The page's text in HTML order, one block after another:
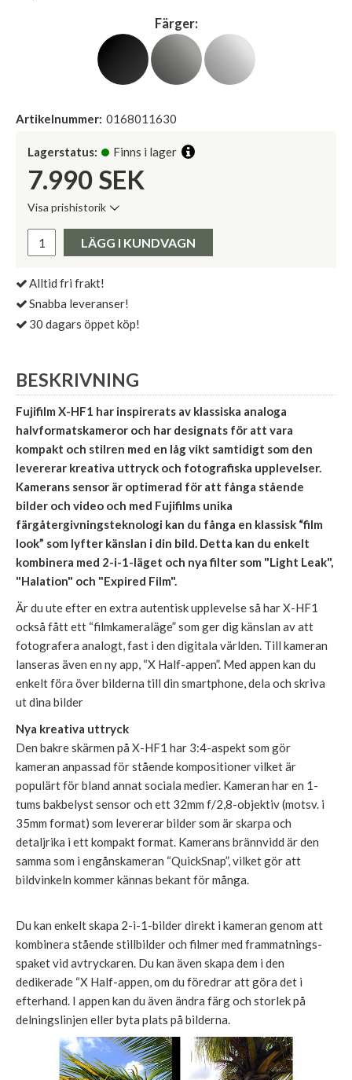
Färger:
Artikelnummer: 0168011630
Lagerstatus: Finns i lager
7.990 SEK
Visa prishistorik
Pris:
LÄGG I KUNDVAGN
Alltid fri frakt!
Snabba leveranser!
30 dagars öppet köp!
BESKRIVNING
Fujifilm X-HF1 har inspirerats av klassiska analoga
halvformatskameror och har designats för att vara
kompakt och stilren med en låg vikt samtidigt som den
levererar kreativa uttryck och fotografiska upplevelser.
Kamerans sensor är optimerad för att fånga stående
bilder och video och med Fujifilms unika
färgåtergivningsteknologi kan du fånga en klassisk “film
look” som lyfter känslan i din bild. Detta kan du enkelt
kombinera med 2-i-1-läget och nya filter som "Light Leak",
"Halation" och "Expired Film".
Är du ute efter en extra autentisk upplevelse så har X-HF1
också fått ett “filmkameraläge” som ger dig känslan av att
fotografera analogt, fast i den digitala världen. Till kameran
lanseras även en ny app, “X Half-appen”. Med appen kan du
enkelt föra över bilderna till din smartphone, dela och skriva
ut dina bilder
Nya kreativa uttryck
Den bakre skärmen på X-HF1 har 3:4-aspekt som gör
kameran anpassad för stående kompositioner vilket är
populärt för bland annat sociala medier. Kameran har en 1-
tums bakbelyst sensor och ett 32mm f/2,8-objektiv (motsv. i
35mm format) som levererar bilder som är skarpa och
detaljrika i ett kompakt format. Kamerans brännvidd är den
samma som i engånskameran “QuickSnap”, vilket gör att
bildvinkeln kommer kännas bekant för många.
Du kan enkelt skapa 2-i-1-bilder direkt i kameran genom att
kombinera stående stillbilder och filmer med frammatnings-
spaket vid avtryckaren. Du kan även skapa dem i den
dedikerade “X Half-appen, om du föredrar att göra det i
efterhand. I appen kan du även ändra färg och storlek på
delningslinjen eller byta plats på bilderna.